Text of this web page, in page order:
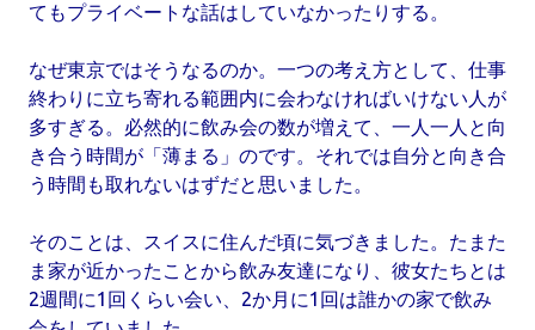
てもプライベートな話はしていなかったりする。
なぜ東京ではそうなるのか。一つの考え方として、仕事
終わりに立ち寄れる範囲内に会わなければいけない人が
多すぎる。必然的に飲み会の数が増えて、一人一人と向
き合う時間が「薄まる」のです。それでは自分と向き合
う時間も取れないはずだと思いました。
そのことは、スイスに住んだ頃に気づきました。たまた
ま家が近かったことから飲み友達になり、彼女たちとは
2週間に1回くらい会い、2か月に1回は誰かの家で飲み